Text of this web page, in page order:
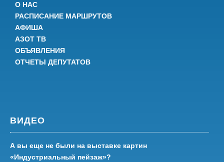
О НАС
РАСПИСАНИЕ МАРШРУТОВ
АФИША
АЗОТ ТВ
ОБЪЯВЛЕНИЯ
ОТЧЕТЫ ДЕПУТАТОВ
ВИДЕО
А вы еще не были на выставке картин
«Индустриальный пейзаж»?